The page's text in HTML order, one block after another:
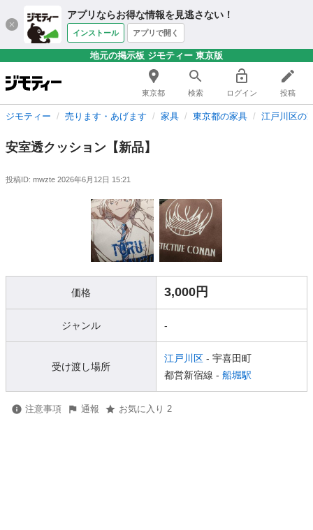
アプリならお得な情報を見逃さない！
インストール アプリで開く
地元の掲示板 ジモティー 東京版
東京都 検索 ログイン 投稿
ジモティー 売ります・あげます 家具 東京都の家具 江戸川区の
安室透クッション【新品】
投稿ID: mwzte 2026年6月12日 15:21
価格 3,000円
ジャンル -
受け渡し場所
江戸川区 - 宇喜田町
都営新宿線 - 船堀駅
注意事項 通報 お気に入り 2